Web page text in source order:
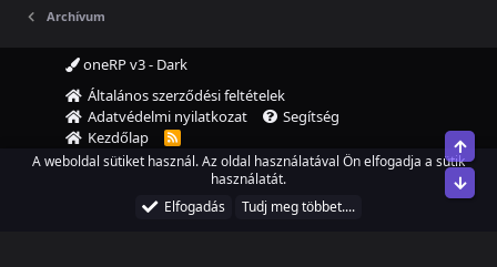
Archívum
oneRP v3 - Dark
Általános szerződési feltételek
Adatvédelmi nyilatkozat
Segítség
Kezdőlap
R
S
Discord Integration© Jason Axelrod of8WAYRUN
A weboldal sütiket használ. Az oldal használatával Ön elfogadja a sütik
használatát.
Elfogadás
Tudj meg többet....
Top
Alsó